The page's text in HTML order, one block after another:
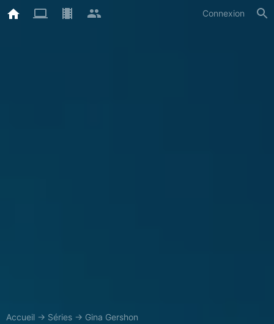
Connexion
Accueil → Séries → Gina Gershon